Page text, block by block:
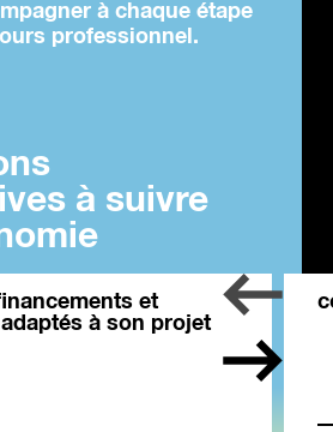
à chaque étape
professionnel.
à suivre
et
à son projet